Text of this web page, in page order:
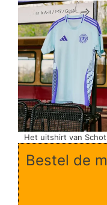
Het uitshirt van
Bestel de